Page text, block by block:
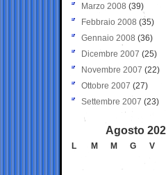
Marzo 2008 (39)
Febbraio 2008 (35)
Gennaio 2008 (36)
Dicembre 2007 (25)
Novembre 2007 (22)
Ottobre 2007 (27)
Settembre 2007 (23)
Agosto
L M M G V